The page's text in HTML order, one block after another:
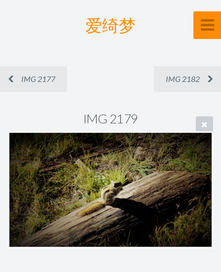
爱绮梦
IMG 2177 IMG 2182
IMG 2179